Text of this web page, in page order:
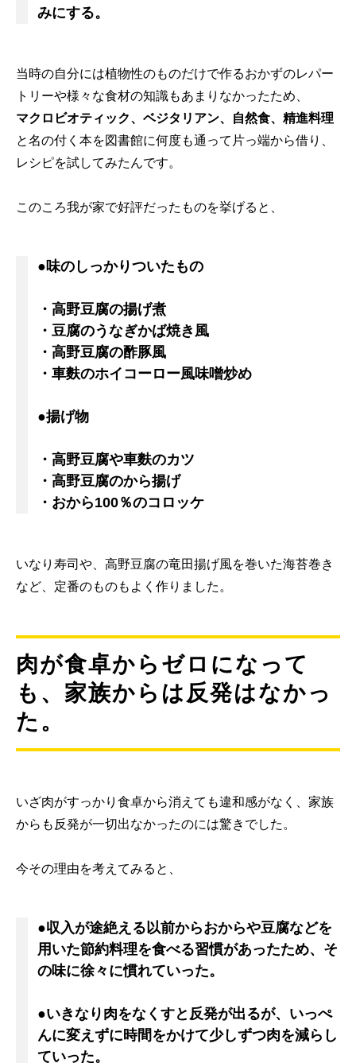
みにする。
当時の自分には植物性のものだけで作るおかずのレパー
トリーや様々な食材の知識もあまりなかったため、
マクロビオティック、ベジタリアン、自然食、精進料理
と名の付く本を図書館に何度も通って片っ端から借り、
レシピを試してみたんです。
このころ我が家で好評だったものを挙げると、
●味のしっかりついたもの
・高野豆腐の揚げ煮
・豆腐のうなぎかば焼き風
・高野豆腐の酢豚風
・車麩のホイコーロー風味噌炒め
●揚げ物
・高野豆腐や車麩のカツ
・高野豆腐のから揚げ
・おから100％のコロッケ
いなり寿司や、高野豆腐の竜田揚げ風を巻いた海苔巻き
など、定番のものもよく作りました。
肉が食卓からゼロになって
も、家族からは反発はなかっ
た。
いざ肉がすっかり食卓から消えても違和感がなく、家族
からも反発が一切出なかったのには驚きでした。
今その理由を考えてみると、
●収入が途絶える以前からおからや豆腐などを
用いた節約料理を食べる習慣があったため、そ
の味に徐々に慣れていった。
●いきなり肉をなくすと反発が出るが、いっぺ
んに変えずに時間をかけて少しずつ肉を減らし
ていった。